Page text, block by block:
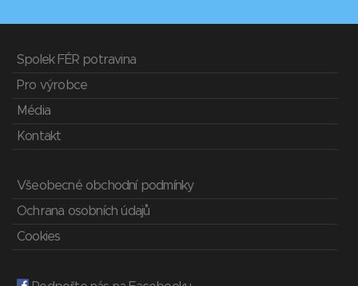
Spolek FÉR potravina
Pro výrobce
Média
Kontakt
Všeobecné obchodní podmínky
Ochrana osobních údajů
Cookies